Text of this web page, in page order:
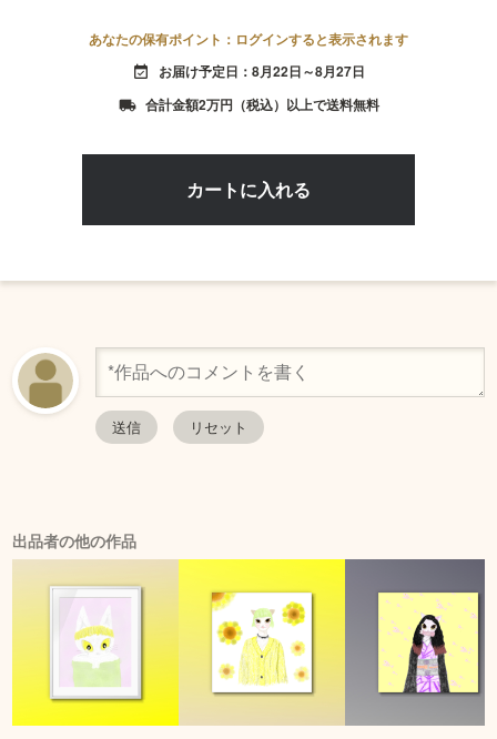
あなたの保有ポイント：ログインすると表示されます
event_available お届け予定日：8月22日～8月27日
local_shipping 合計金額2万円（税込）以上で送料無料
出品者の他の作品